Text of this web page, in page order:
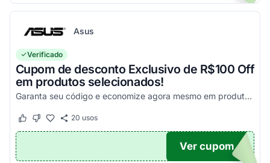
Asus
Verificado
Cupom de desconto Exclusivo de R$100 Off
em produtos selecionados!
Garanta seu código e economize agora mesmo em produtos selecionados!
Este cupom funcionou
Este cupom não funcionou
20 usos
100
Ver cupom